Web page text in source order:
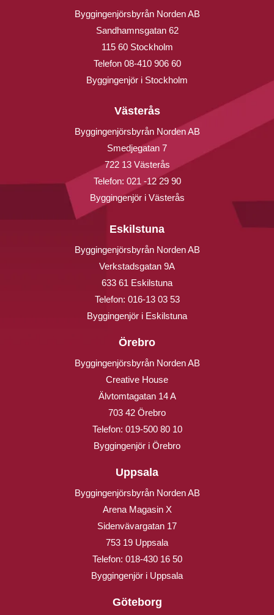
Byggingenjörsbyrån Norden AB
Sandhamnsgatan 62
115 60 Stockholm
Telefon 08-410 906 60
Byggingenjör i Stockholm
Västerås
Byggingenjörsbyrån Norden AB
Smedjegatan 7
722 13 Västerås
Telefon: 021 -12 29 90
Byggingenjör i Västerås
Eskilstuna
Byggingenjörsbyrån Norden AB
Verkstadsgatan 9A
633 61 Eskilstuna
Telefon: 016-13 03 53
Byggingenjör i Eskilstuna
Örebro
Byggingenjörsbyrån Norden AB
Creative House
Älvtomtagatan 14 A
703 42 Örebro
Telefon: 019-500 80 10
Byggingenjör i Örebro
Uppsala
Byggingenjörsbyrån Norden AB
Arena Magasin X
Sidenvävargatan 17
753 19 Uppsala
Telefon: 018-430 16 50
Byggingenjör i Uppsala
Göteborg